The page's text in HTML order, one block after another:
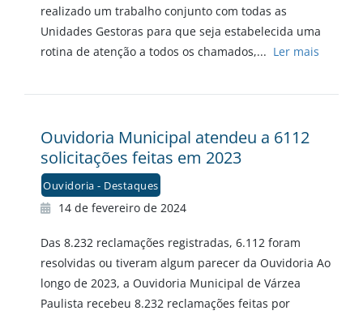
realizado um trabalho conjunto com todas as
Unidades Gestoras para que seja estabelecida uma
rotina de atenção a todos os chamados,... Ler mais
Ouvidoria Municipal atendeu a 6112
solicitações feitas em 2023
Ouvidoria - Destaques
14 de fevereiro de 2024
Das 8.232 reclamações registradas, 6.112 foram
resolvidas ou tiveram algum parecer da Ouvidoria Ao
longo de 2023, a Ouvidoria Municipal de Várzea
Paulista recebeu 8.232 reclamações feitas por